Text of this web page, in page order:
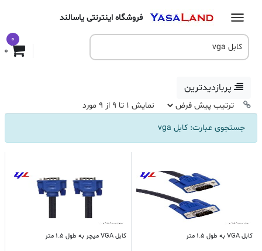
فروشگاه اینترنتی یاسالند
0
پربازدیدترین
نمایش 1 تا 9 از 9 مورد
جستجوی عبارت: کابل vga
کابل VGA به طول 1.5 متر کابل VGA میچر به طول 1.5 متر